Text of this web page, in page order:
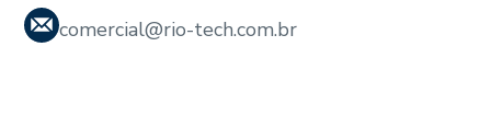
comercial@rio-tech.com.br